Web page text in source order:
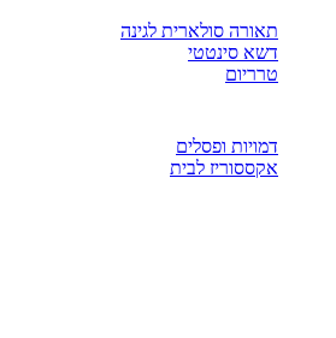
תאורה סולארית לגינה
דשא סינטטי
טרריום
דמויות ופסלים
אקססוריז לבית